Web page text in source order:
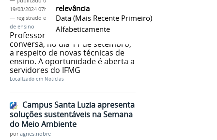
relevância
Data (mais Recente Primeiro)
Alfabeticamente
19/03/2024 07h35
— registrado em:
Campus Santa Luzia,métodos
de ensino
Professor do Cefet conduz
conversa, no dia 11 de setembro,
a respeito de novas técnicas de
ensino. A oportunidade é aberta a
servidores do IFMG
Localizado em Notícias
Campus Santa Luzia apresenta
soluções sustentáveis na Semana
do Meio Ambiente
poragnes.nobre